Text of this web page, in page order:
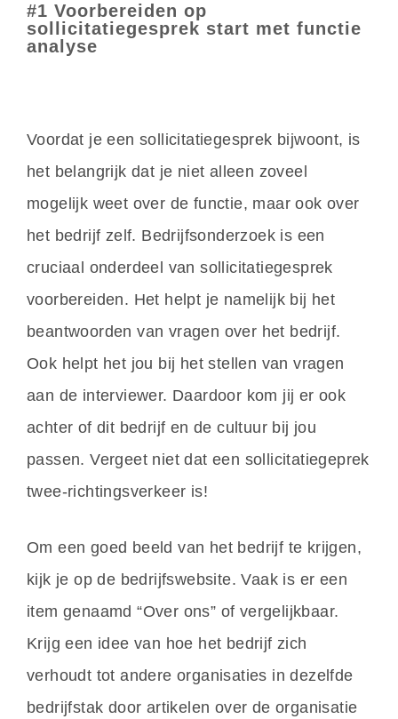
#1 Voorbereiden op
sollicitatiegesprek start met functie
analyse
Voordat je een sollicitatiegesprek bijwoont, is
het belangrijk dat je niet alleen zoveel
mogelijk weet over de functie, maar ook over
het bedrijf zelf. Bedrijfsonderzoek is een
cruciaal onderdeel van sollicitatiegesprek
voorbereiden. Het helpt je namelijk bij het
beantwoorden van vragen over het bedrijf.
Ook helpt het jou bij het stellen van vragen
aan de interviewer. Daardoor kom jij er ook
achter of dit bedrijf en de cultuur bij jou
passen. Vergeet niet dat een sollicitatiegeprek
twee-richtingsverkeer is!
Om een goed beeld van het bedrijf te krijgen,
kijk je op de bedrijfswebsite. Vaak is er een
item genaamd “Over ons” of vergelijkbaar.
Krijg een idee van hoe het bedrijf zich
verhoudt tot andere organisaties in dezelfde
bedrijfstak door artikelen over de organisatie